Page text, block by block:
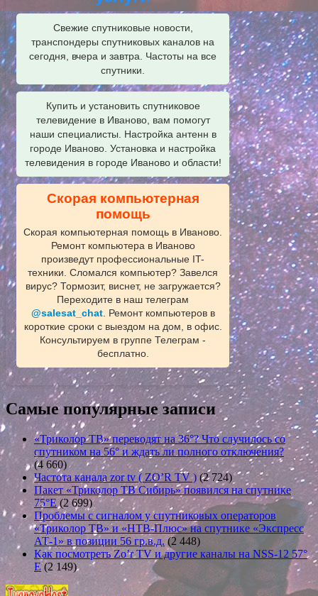
Свежие спутниковые новости,
транспондеры спутниковых каналов на
сегодня, вчера и завтра. Частоты на все
спутники.
Купить и установить спутниковое
телевидение в Иваново, вам помогут
наши специалисты. Настройка антенн в
городе Иваново. Установка и настройка
телевидения в городе Иваново и области!
Скорая компьютерная
помощь
Скорая компьютерная помощь в Иваново.
Ремонт компьютера в Иваново
произведут профессиональные IT-
техники. Сломался компьютер? Завелся
вирус? Тормозит, виснет, не загружается?
Переходите в наш телеграм
@salesat_chat. Ремонт компьютеров в
короткие сроки с выездом на дом, в офис.
Консультируем в группе Телеграм -
бесплатно.
Самые популярные записи
«Триколор ТВ» переводят на 36°? Что случилось со
спутником на 56° и ждать ли полного отключения?
(4 660)
Частота канала zor tv ( ZO’R TV ) (2 724)
Пакет «Триколор ТВ Сибирь» появился на спутнике
75°E (2 699)
Проблемы с сигналом у спутниковых операторов
«Триколор ТВ» и «НТВ-Плюс» на спутнике «Экспресс
АТ-1» в позиции 56 гр.в.д. (2 448)
Как посмотреть Zo’r TV и другие каналы на NSS-12 57°
E (2 149)